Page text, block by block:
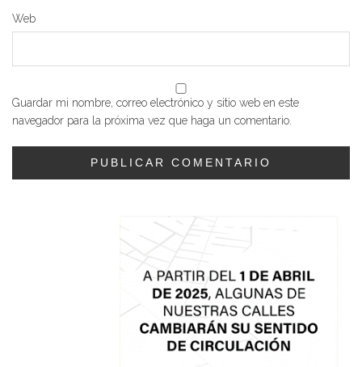
Web
Guardar mi nombre, correo electrónico y sitio web en este
navegador para la próxima vez que haga un comentario.